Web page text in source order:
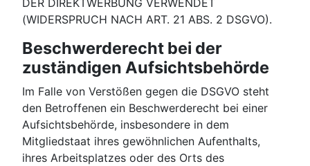
DER DIREKTWERBUNG VERWENDET
(WIDERSPRUCH NACH ART. 21 ABS. 2 DSGVO).
Beschwerde­recht bei der
zuständigen Aufsichts­behörde
Im Falle von Verstößen gegen die DSGVO steht
den Betroffenen ein Beschwerderecht bei einer
Aufsichtsbehörde, insbesondere in dem
Mitgliedstaat ihres gewöhnlichen Aufenthalts,
ihres Arbeitsplatzes oder des Orts des